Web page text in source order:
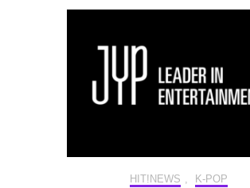
HIT!NEWS , K-POP